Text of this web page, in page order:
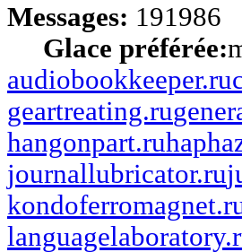
Messages: 191986
Glace préférée:
audiobookkeeper.ru
geartreating.ru
hangonpart.ru
journallubricator.ru